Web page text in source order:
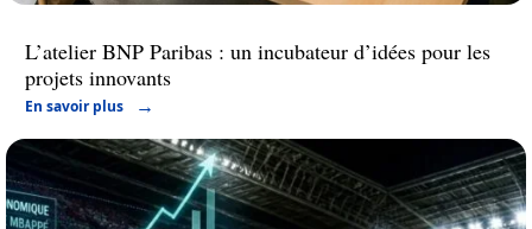
L’atelier BNP Paribas : un incubateur d’idées pour les
projets innovants
En savoir plus